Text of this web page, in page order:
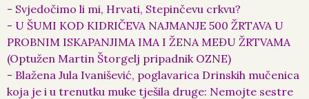
- Svjedočimo li mi, Hrvati, Stepinčevu crkvu?
- U ŠUMI KOD KIDRIČEVA NAJMANJE 500 ŽRTAVA U
PROBNIM ISKAPANJIMA IMA I ŽENA MEĐU ŽRTVAMA
(Optužen Martin Štorgelj pripadnik OZNE)
- Blažena Jula Ivanišević, poglavarica Drinskih mučenica
koja je i u trenutku muke tješila druge: Nemojte sestre